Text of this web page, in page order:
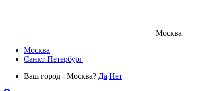
Москва
Москва
Санкт-Петербург
Ваш город - Москва? Да Нет